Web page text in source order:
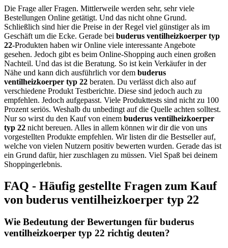
Die Frage aller Fragen. Mittlerweile werden sehr, sehr viele
Bestellungen Online getätigt. Und das nicht ohne Grund.
Schließlich sind hier die Preise in der Regel viel günstiger als im
Geschäft um die Ecke. Gerade bei buderus ventilheizkoerper typ
22-Produkten haben wir Online viele interessante Angebote
gesehen. Jedoch gibt es beim Online-Shopping auch einen großen
Nachteil. Und das ist die Beratung. So ist kein Verkäufer in der
Nähe und kann dich ausführlich vor dem buderus
ventilheizkoerper typ 22 beraten. Du verlässt dich also auf
verschiedene Produkt Testberichte. Diese sind jedoch auch zu
empfehlen. Jedoch aufgepasst. Viele Produkttests sind nicht zu 100
Prozent seriös. Weshalb du unbedingt auf die Quelle achten solltest.
Nur so wirst du den Kauf von einem buderus ventilheizkoerper
typ 22 nicht bereuen. Alles in allem können wir dir die von uns
vorgestellten Produkte empfehlen. Wir listen dir die Bestseller auf,
welche von vielen Nutzern positiv bewerten wurden. Gerade das ist
ein Grund dafür, hier zuschlagen zu müssen. Viel Spaß bei deinem
Shoppingerlebnis.
FAQ - Häufig gestellte Fragen zum Kauf
von buderus ventilheizkoerper typ 22
Wie Bedeutung der Bewertungen für buderus
ventilheizkoerper typ 22 richtig deuten?